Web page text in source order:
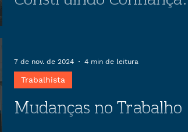
em negociações coletivas pode
transformar conflitos em
oportunidades, garantindo estabilidade
empresarial e benefícios para
trabalhadores.
Mudanças no Trabalho
Trabalhista
7 de nov. de 2024 4 min de leitura